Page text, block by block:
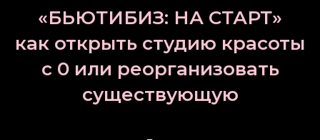
«БЬЮТИБИЗ: НА СТАРТ»
как открыть студию красоты
с 0 или реорганизовать
существующую